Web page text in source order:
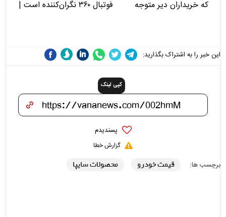
که خریداران دیر متوجه
فوتبال ۳۶۰ نگران‌کننده است |
خبر را به اشتراک بگذارید:
کپی لینک
پسندیدم
گزارش خطا
ها: قیمت خودرو محصولات سایپا